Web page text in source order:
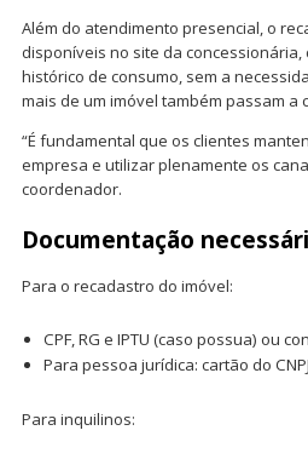
Além do atendimento presencial, o
disponíveis no site da
histórico de consumo, sem a
mais de um imóvel também passam
“É fundamental que os clientes
empresa e utilizar plenamente os
coordenador.
Documentação
Para o recadastro do imóvel:
CPF, RG e IPTU (caso possua) ou
Para pessoa jurídica: cartão do
Para inquilinos: